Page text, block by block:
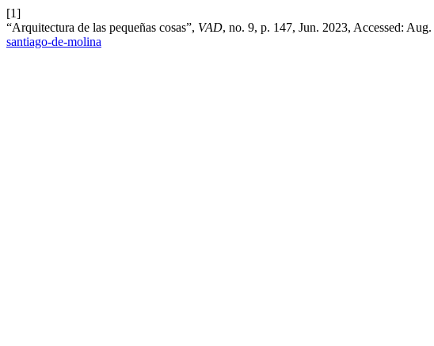
[1]
“Arquitectura de las pequeñas cosas”, VAD, no. 9, p. 147, Jun. 2023, Accessed:
santiago-de-molina